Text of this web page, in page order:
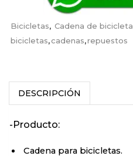
Bicicletas, Cadena de bicicleta
bicicletas,cadenas,repuestos
DESCRIPCIÓN
-Producto:
Cadena para bicicletas.